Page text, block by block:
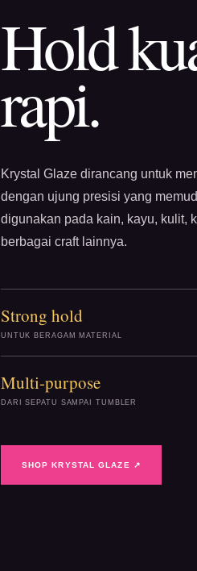
Hold
rapi.
Krystal Glaze dirancang untuk
dengan ujung presisi yang
digunakan pada kain, kayu, kulit,
berbagai craft lainnya.
Strong hold
UNTUK BERAGAM MATERIAL
Multi-purpose
DARI SEPATU SAMPAI TUMBLER
SHOP KRYSTAL GLAZE ↗